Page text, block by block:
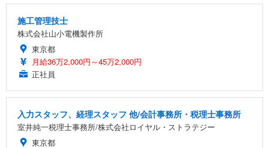
施工管理技士
株式会社山小電機製作所
東京都
月給36万2,000円～45万2,000円
正社員
入力スタッフ、経理スタッフ 他/会計事務所・税理士事務所
室井純一税理士事務所/株式会社ロイヤル・ストラテジー
東京都